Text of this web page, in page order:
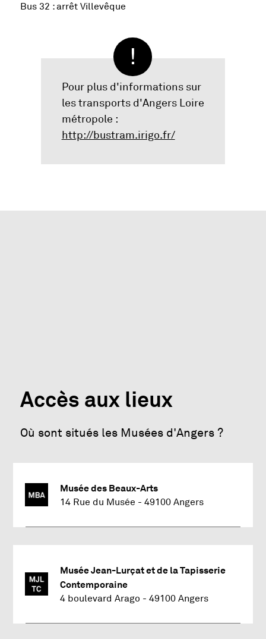
Bus 32 : arrêt Villevêque
Pour plus d'informations sur
les transports d'Angers Loire
métropole :
http://bustram.irigo.fr/, Ouvre une
Accès aux lieux
Où sont situés les Musées d'Angers ?
Musée des Beaux-Arts
14 Rue du Musée
49100 Angers
, Ouvre une nouvelle fenêtre
Adresse : 14 Rue du Musée 49100 Angers
Musée Jean-Lurçat et de la Tapisserie
Contemporaine
4 boulevard Arago
49100 Angers
, Ouvre une nouvelle fenêtre